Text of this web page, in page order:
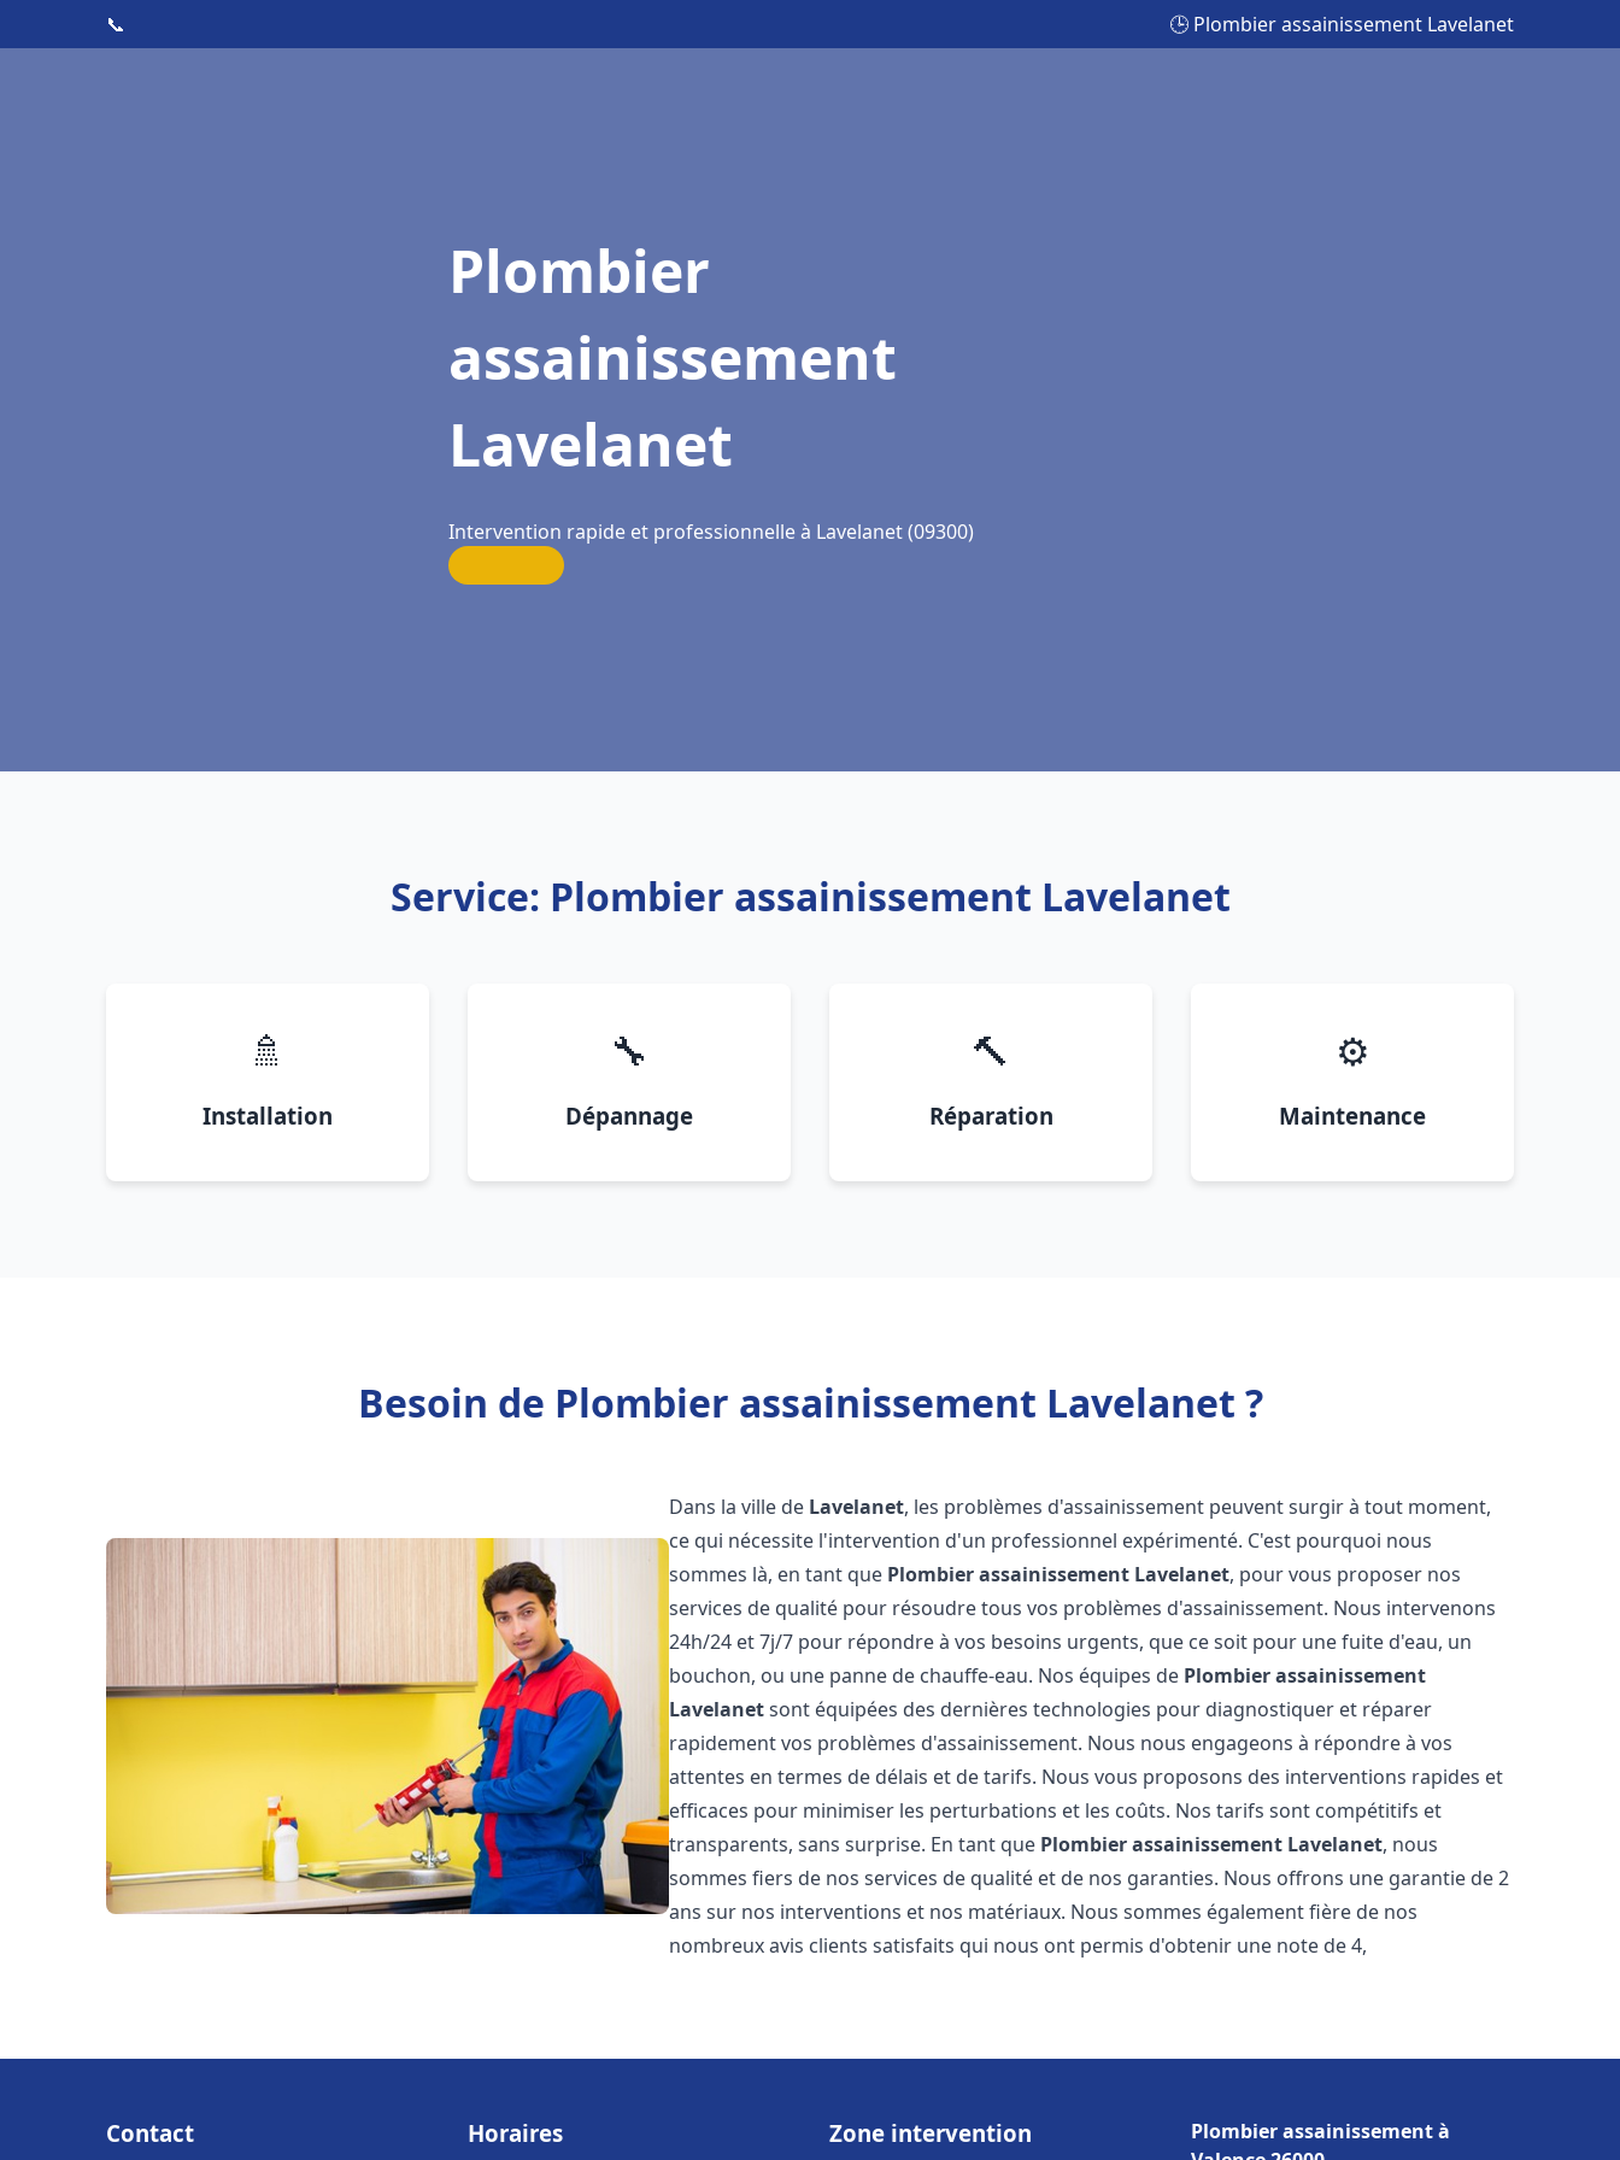
📞 🕒 Plombier assainissement Lavelanet
Plombier
assainissement
Lavelanet
Intervention rapide et professionnelle à Lavelanet (09300)
Service: Plombier assainissement Lavelanet
🚿
Installation
🔧
Dépannage
🔨
Réparation
⚙️
Maintenance
Besoin de Plombier assainissement Lavelanet ?
Dans la ville de Lavelanet, les problèmes d'assainissement peuvent surgir à tout moment,
ce qui nécessite l'intervention d'un professionnel expérimenté. C'est pourquoi nous
sommes là, en tant que Plombier assainissement Lavelanet, pour vous proposer nos
services de qualité pour résoudre tous vos problèmes d'assainissement. Nous intervenons
24h/24 et 7j/7 pour répondre à vos besoins urgents, que ce soit pour une fuite d'eau, un
bouchon, ou une panne de chauffe-eau. Nos équipes de Plombier assainissement
Lavelanetsont équipées des dernières technologies pour diagnostiquer et réparer
rapidement vos problèmes d'assainissement. Nous nous engageons à répondre à vos
attentes en termes de délais et de tarifs. Nous vous proposons des interventions rapides et
efficaces pour minimiser les perturbations et les coûts. Nos tarifs sont compétitifs et
transparents, sans surprise. En tant que Plombier assainissement Lavelanet, nous
sommes fiers de nos services de qualité et de nos garanties. Nous offrons une garantie de 2
ans sur nos interventions et nos matériaux. Nous sommes également fière de nos
nombreux avis clients satisfaits qui nous ont permis d'obtenir une note de 4,
Contact Horaires Zone intervention
Plombier assainissement à